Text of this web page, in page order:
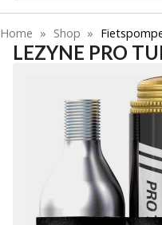
Home » Shop »
LEZYNE PRO